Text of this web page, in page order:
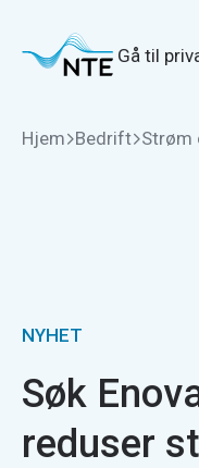
hovedmeny
søk
hovedinnhold
bunnområde
Gå til
Hjem Bedrift Strøm
NYHET
Søk
reduser